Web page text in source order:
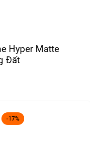
Hyper Matte
Đất
-17%